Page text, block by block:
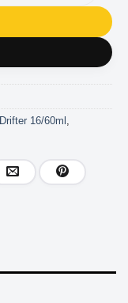
Drifter 16/60ml ,